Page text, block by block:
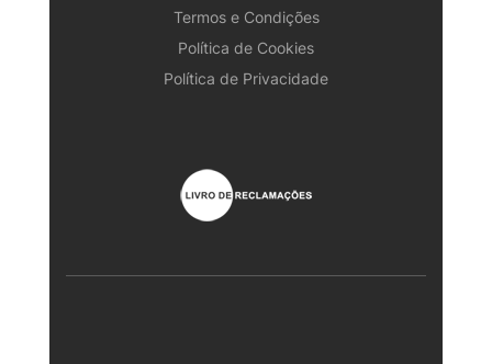
Termos e Condições
Política de Cookies
Política de Privacidade